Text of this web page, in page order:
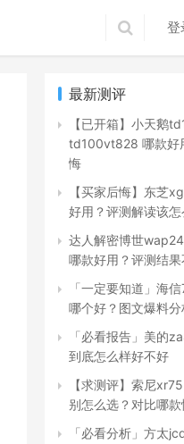
登
最新测评
【已开箱】小天鹅
td100vt828 哪款好
悔
【买家后悔】东芝
好用？评测解读该
达人解密博世
哪款好用？评测结
「一定要知道」海
哪个好？图文爆料分
「必看报告」美的
到底怎么样好不好
【求测评】索尼
别怎么选？对比哪
「必看分析」方太